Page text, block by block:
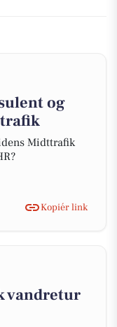
og
Midttrafik
Kopiér link
vandretur